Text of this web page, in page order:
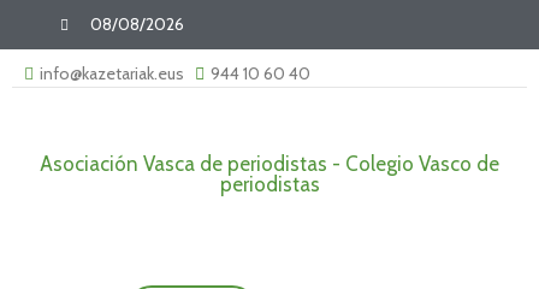
08/08/2026
info@kazetariak.eus 944 10 60 40
Asociación Vasca de periodistas - Colegio Vasco de
periodistas